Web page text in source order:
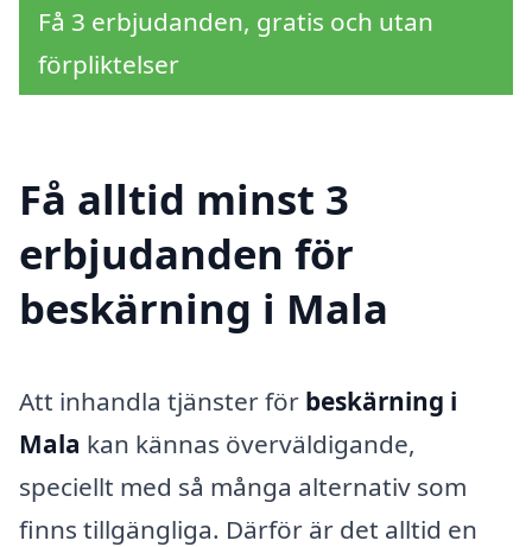
Få 3 erbjudanden, gratis och utan
förpliktelser
Få alltid minst 3
erbjudanden för
beskärning i Mala
Att inhandla tjänster för beskärning i
Mala kan kännas överväldigande,
speciellt med så många alternativ som
finns tillgängliga. Därför är det alltid en